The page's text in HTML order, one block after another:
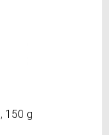
150 g